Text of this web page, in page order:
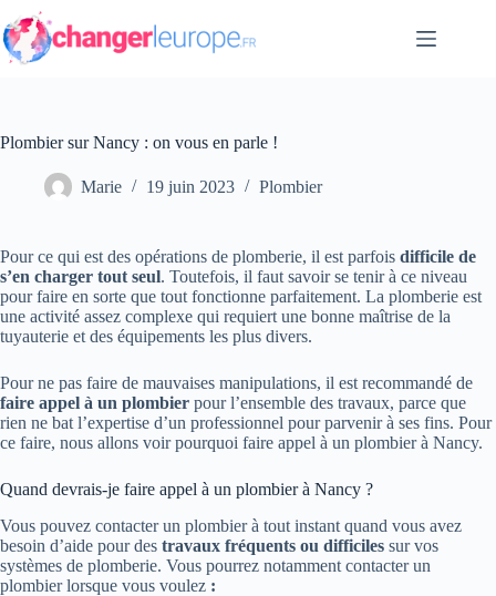
Passer
au
contenu
Plombier sur Nancy : on vous en parle !
Marie 19 juin 2023 Plombier
Pour ce qui est des opérations de plomberie, il est parfois difficile de
s’en charger tout seul. Toutefois, il faut savoir se tenir à ce niveau
pour faire en sorte que tout fonctionne parfaitement. La plomberie est
une activité assez complexe qui requiert une bonne maîtrise de la
tuyauterie et des équipements les plus divers.
Pour ne pas faire de mauvaises manipulations, il est recommandé de
faire appel à un plombier pour l’ensemble des travaux, parce que
rien ne bat l’expertise d’un professionnel pour parvenir à ses fins. Pour
ce faire, nous allons voir pourquoi faire appel à un plombier à Nancy.
Quand devrais-je faire appel à un plombier à Nancy ?
Vous pouvez contacter un plombier à tout instant quand vous avez
besoin d’aide pour des travaux fréquents ou difficiles sur vos
systèmes de plomberie. Vous pourrez notamment contacter un
plombier lorsque vous voulez :